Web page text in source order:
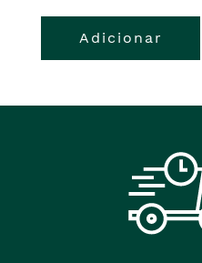
Adicionar